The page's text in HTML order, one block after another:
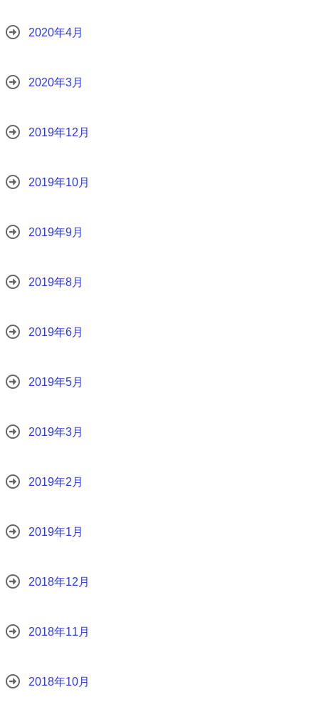
2020年4月
2020年3月
2019年12月
2019年10月
2019年9月
2019年8月
2019年6月
2019年5月
2019年3月
2019年2月
2019年1月
2018年12月
2018年11月
2018年10月